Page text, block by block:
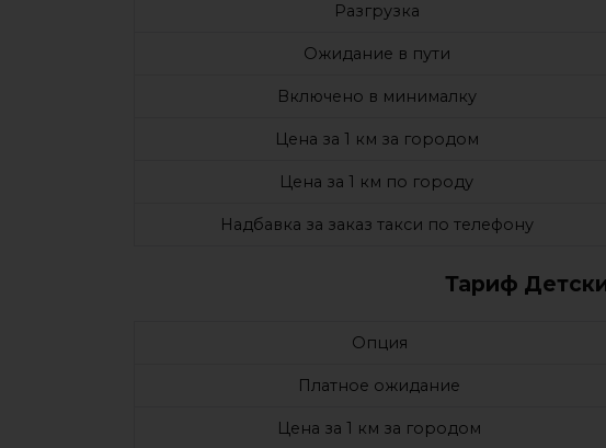
Разгрузка
Ожидание в пути
Включено в минималку
Цена за 1 км за городом
Цена за 1 км по городу
Надбавка за заказ такси по телефону
Тариф
Опция
Платное ожидание
Цена за 1 км за городом